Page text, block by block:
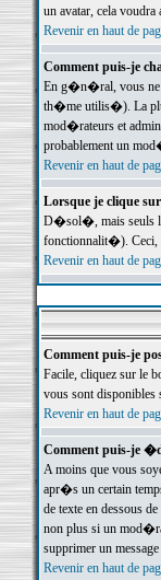
un avatar, cela
Revenir en haut de
Comment puis-je
En g�n�ral, vous ne
th�me utilis�). La
mod�rateurs et
probablement un
Revenir en haut de
Lorsque je clique
D�sol�, mais seuls
fonctionnalit�). Ceci,
Revenir en haut de
Comment puis-je
Facile, cliquez sur le
vous sont disponibles
Revenir en haut de
Comment puis-je
A moins que vous
apr�s un certain
de texte en dessous
non plus si un
supprimer un
Revenir en haut de